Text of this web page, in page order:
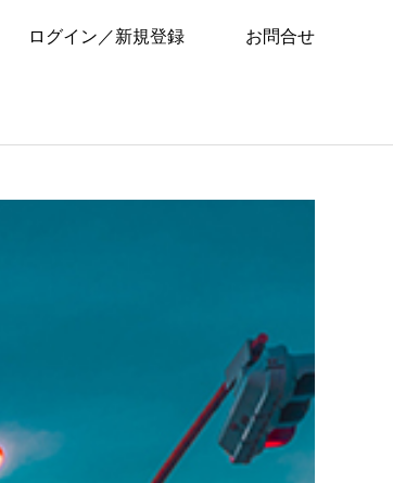
ログイン／新規登録 お問合せ